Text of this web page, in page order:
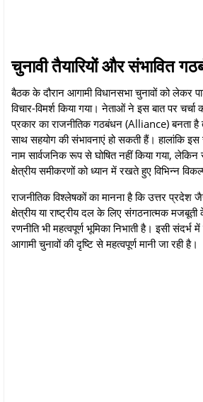
चुनावी तैयारियों और संभावित
बैठक के दौरान आगामी विधानसभा चुनावों को लेकर
विचार-विमर्श किया गया। नेताओं ने इस बात पर चर्चा
प्रकार का राजनीतिक गठबंधन (Alliance) बनता है
साथ सहयोग की संभावनाएं हो सकती हैं। हालांकि
नाम सार्वजनिक रूप से घोषित नहीं किया गया, लेकिन
क्षेत्रीय समीकरणों को ध्यान में रखते हुए विभिन्न
राजनीतिक विश्लेषकों का मानना है कि उत्तर प्रदेश
क्षेत्रीय या राष्ट्रीय दल के लिए संगठनात्मक
रणनीति भी महत्वपूर्ण भूमिका निभाती है। इसी
आगामी चुनावों की दृष्टि से महत्वपूर्ण मानी जा रही है।